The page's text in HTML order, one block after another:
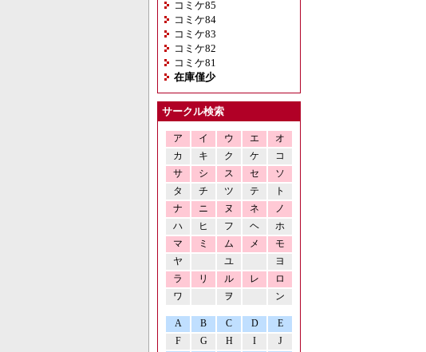
コミケ85
コミケ84
コミケ83
コミケ82
コミケ81
在庫僅少
サークル検索
ア イ ウ エ
オ
カ
キ ク ケ
コ
サ
シ ス セ
ソ
タ
チ ツ テ
ト
ナ
ニ ヌ ネ
ノ
ハ
ヒ フ ヘ
ホ
マ
ミ ム メ
モ
ヤ
ユ
ヨ
ラ
リ ル レ
ロ
ワ
ヲ ン
A B C D
E
F
G H I
J